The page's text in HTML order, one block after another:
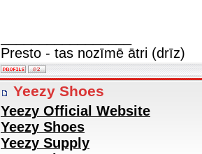
Presto - tas nozīmē ātri (drīz)
Yeezy Shoes
Yeezy Official Website
Yeezy Shoes
Yeezy Supply